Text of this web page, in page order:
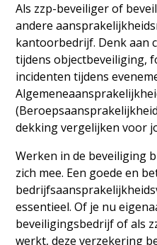
Als zzp-beveiliger of
andere
kantoorbedrijf. Denk aan
tijdens objectbeveiliging,
incidenten tijdens
dekking vergelijken voor
Werken in de beveiliging
zich mee. Een goede en
essentieel. Of je nu
beveiligingsbedrijf of als
werkt, deze verzekering